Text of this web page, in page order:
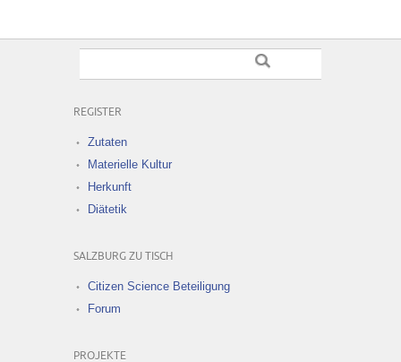
REGISTER
Zutaten
Materielle Kultur
Herkunft
Diätetik
SALZBURG ZU TISCH
Citizen Science Beteiligung
Forum
PROJEKTE